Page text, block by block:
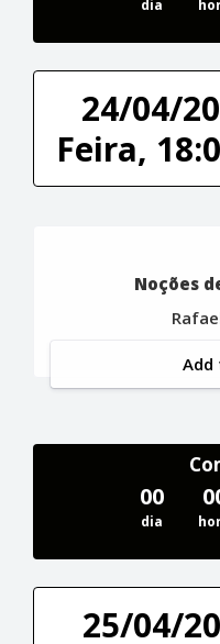
dia
24/04/
Feira,
Noções
Add
00
dia
25/04/